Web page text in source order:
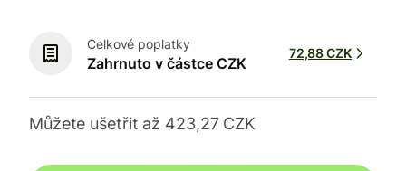
Celkové poplatky
Zahrnuto v částce CZK
72,88 CZK
Můžete ušetřit až 423,27 CZK